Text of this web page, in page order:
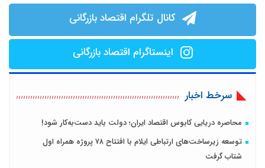
کانال تلگرام اقتصاد بازرگانی
اینستاگرام اقتصاد بازرگانی
سرخط اخبار
محاصره دریایی کابوس اقتصاد ایران؛ دولت باید دست‌به‌کار شود!
توسعه زیرساخت‌های ارتباطی ایلام با افتتاح ۷۸ پروژه همراه اول
شتاب گرفت